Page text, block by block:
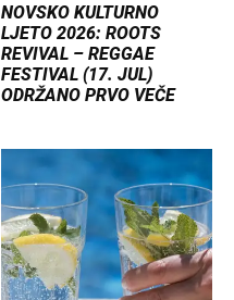
NOVSKO KULTURNO
LJETO 2026: ROOTS
REVIVAL – REGGAE
FESTIVAL (17. JUL)
ODRŽANO PRVO VEČE